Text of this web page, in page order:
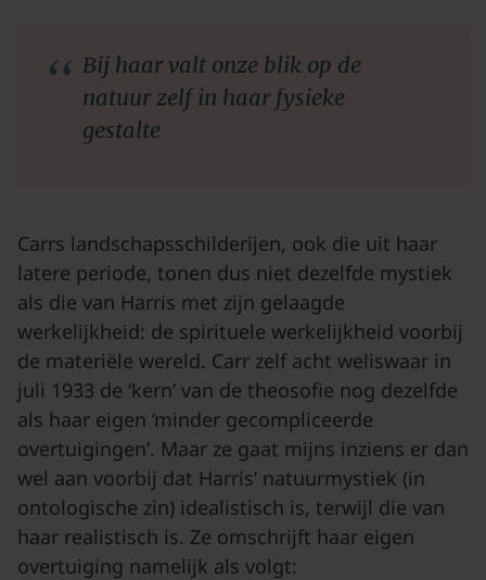
Bij haar valt onze blik op de
natuur zelf in haar fysieke
gestalte
Carrs landschapsschilderijen, ook die uit haar
latere periode, tonen dus niet dezelfde mystiek
als die van Harris met zijn gelaagde
werkelijkheid: de spirituele werkelijkheid voorbij
de materiële wereld. Carr zelf acht weliswaar in
juli 1933 de ‘kern’ van de theosofie nog dezelfde
als haar eigen ‘minder gecompliceerde
overtuigingen’. Maar ze gaat mijns inziens er dan
wel aan voorbij dat Harris’ natuurmystiek (in
ontologische zin) idealistisch is, terwijl die van
haar realistisch is. Ze omschrijft haar eigen
overtuiging namelijk als volgt: